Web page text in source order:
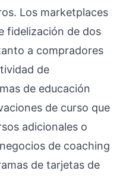
Los marketplaces
fidelización de dos
a compradores
de
de educación
de curso que
adicionales o
de coaching
de tarjetas de